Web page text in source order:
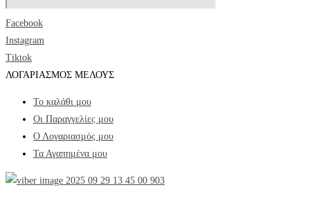
Facebook
Instagram
Tiktok
ΛΟΓΑΡΙΑΣΜΟΣ ΜΕΛΟΥΣ
Το καλάθι μου
Οι Παραγγελίες μου
Ο Λογαριασμός μου
Τα Αγαπημένα μου